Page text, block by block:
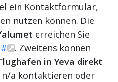
ein Kontaktformular,
nutzen können. Die
erreichen Sie
#
. Zweitens können
in Yeva direkt
n/a kontaktieren oder